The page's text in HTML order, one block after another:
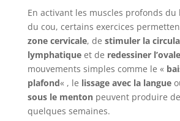
En activant les muscles profonds du
du cou, certains exercices
zone cervicale, de stimuler la
lymphatiqueet de redessiner
mouvements simples comme le «
plafond« , le lissage avec la langue
sous le mentonpeuvent produire
quelques semaines.